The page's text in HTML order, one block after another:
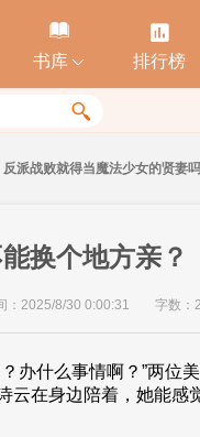

书库 

排行榜

反派战败就得当魔法少女的贤妻吗
换个地方亲？
：2025/8/30 0:00:31 字数：
办什么事情啊？”两位
云在身边陪着，她能